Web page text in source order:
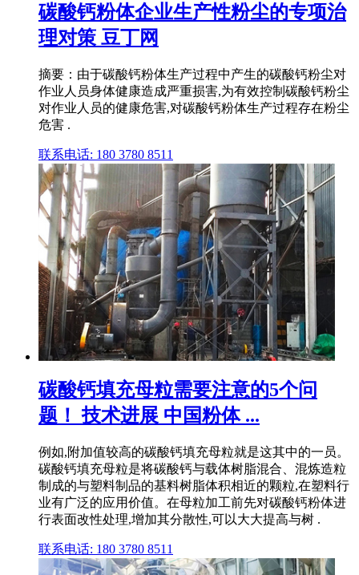
碳酸钙粉体企业生产性粉尘的专项治
理对策 豆丁网
摘要：由于碳酸钙粉体生产过程中产生的碳酸钙粉尘对
作业人员身体健康造成严重损害,为有效控制碳酸钙粉尘
对作业人员的健康危害,对碳酸钙粉体生产过程存在粉尘
危害 .
联系电话: 180 3780 8511
碳酸钙填充母粒需要注意的5个问
题！ 技术进展 中国粉体 ...
例如,附加值较高的碳酸钙填充母粒就是这其中的一员。
碳酸钙填充母粒是将碳酸钙与载体树脂混合、混炼造粒
制成的与塑料制品的基料树脂体积相近的颗粒,在塑料行
业有广泛的应用价值。在母粒加工前先对碳酸钙粉体进
行表面改性处理,增加其分散性,可以大大提高与树 .
联系电话: 180 3780 8511